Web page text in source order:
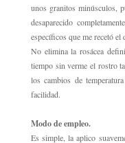
unos granitos minúsculos,
desaparecido
específicos que me recetó el
No elimina la rosácea
tiempo sin verme el rostro
los cambios de
facilidad.
Modo de empleo.
Es simple, la aplico